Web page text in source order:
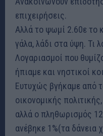
επιχειρήσεις.
Αλλά το ψωμί 2.60ε το
γάλα, λάδι στα ύψη. Τι
Λογαριασμοί που
ήπιαμε και νηστικοί
Ευτυχώς βγήκαμε από
οικονομικής
αλλά ο πληθωρισμός
ανέβηκε 1%(τα δάνεια